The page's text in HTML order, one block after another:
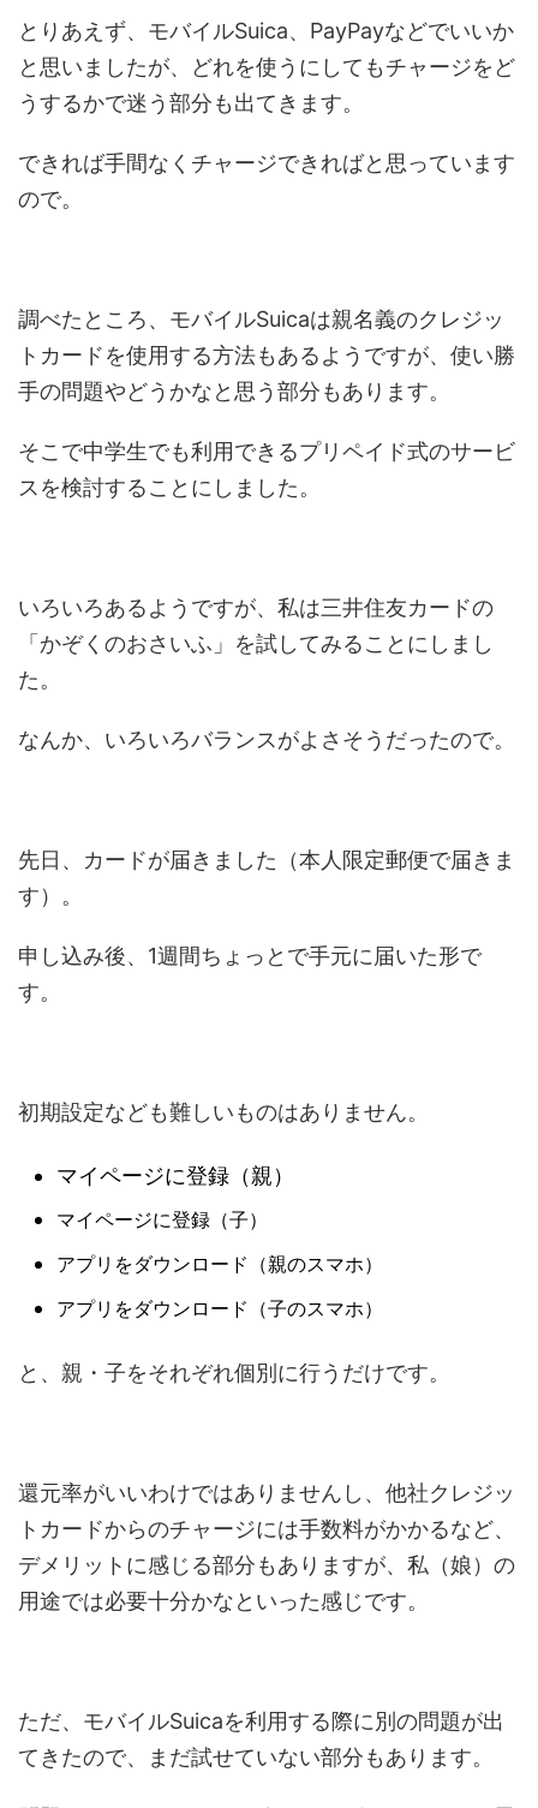
とりあえず、モバイルSuica、PayPayなどでいいか
と思いましたが、どれを使うにしてもチャージをど
うするかで迷う部分も出てきます。
できれば手間なくチャージできればと思っています
ので。
調べたところ、モバイルSuicaは親名義のクレジッ
トカードを使用する方法もあるようですが、使い勝
手の問題やどうかなと思う部分もあります。
そこで中学生でも利用できるプリペイド式のサービ
スを検討することにしました。
いろいろあるようですが、私は三井住友カードの
「かぞくのおさいふ」を試してみることにしまし
た。
なんか、いろいろバランスがよさそうだったので。
先日、カードが届きました（本人限定郵便で届きま
す）。
申し込み後、1週間ちょっとで手元に届いた形で
す。
初期設定なども難しいものはありません。
マイページに登録（親）
マイページに登録（子）
アプリをダウンロード（親のスマホ）
アプリをダウンロード（子のスマホ）
と、親・子をそれぞれ個別に行うだけです。
還元率がいいわけではありませんし、他社クレジッ
トカードからのチャージには手数料がかかるなど、
デメリットに感じる部分もありますが、私（娘）の
用途では必要十分かなといった感じです。
ただ、モバイルSuicaを利用する際に別の問題が出
てきたので、まだ試せていない部分もあります。